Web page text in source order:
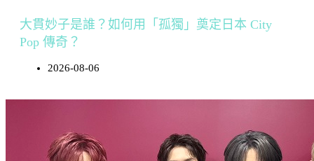
大貫妙子是誰？如何用「孤獨」奠定日本 City
Pop 傳奇？
2026-08-06